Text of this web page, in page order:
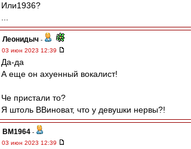
Или1936?
Леонидыч -
03 июн 2023 12:39
Да-да
А еще он ахуенный вокалист!
Че пристали то?
Я штоль ВВиноват, что у девушки нервы?!
BM1964 -
03 июн 2023 12:39